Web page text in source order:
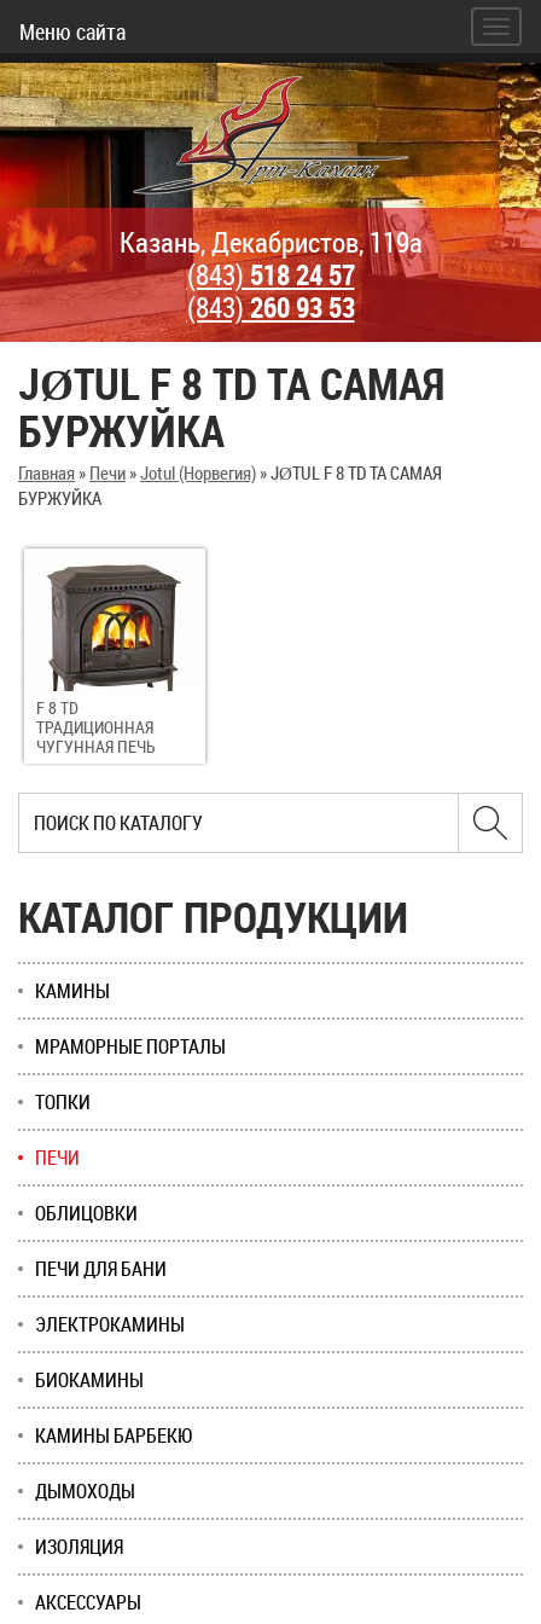
Меню сайта
Казань, Декабристов, 119а
(843)518 24 57
(843)260 93 53
JØTUL F 8 TD ТА САМАЯ
БУРЖУЙКА
Главная» Печи»Jotul (Норвегия)»JØTUL F 8 TD ТА САМАЯ
БУРЖУЙКА
F 8 TD
ТРАДИЦИОННАЯ
ЧУГУННАЯ ПЕЧЬ
КАТАЛОГ ПРОДУКЦИИ
КАМИНЫ
МРАМОРНЫЕ ПОРТАЛЫ
ТОПКИ
ПЕЧИ
ОБЛИЦОВКИ
ПЕЧИ ДЛЯ БАНИ
ЭЛЕКТРОКАМИНЫ
БИОКАМИНЫ
КАМИНЫ БАРБЕКЮ
ДЫМОХОДЫ
ИЗОЛЯЦИЯ
АКСЕССУАРЫ